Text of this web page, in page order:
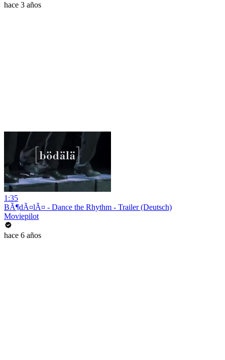
hace 3 años
1:35
BÃ¶dÃ¤lÃ¤ - Dance the Rhythm - Trailer (Deutsch)
Moviepilot
hace 6 años